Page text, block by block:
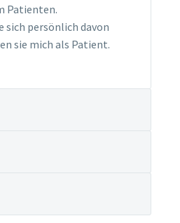
Patienten.
sich persönlich davon
sie mich als Patient.